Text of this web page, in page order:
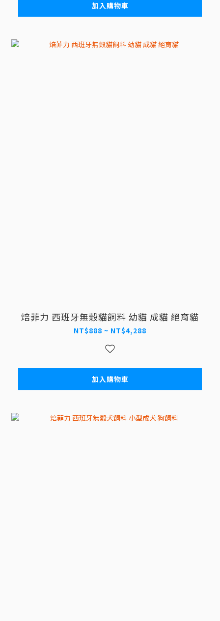
加入購物車
焙菲力 西班牙無穀貓飼料 幼貓 成貓 絕育貓
NT$888 ~ NT$4,288
加入購物車